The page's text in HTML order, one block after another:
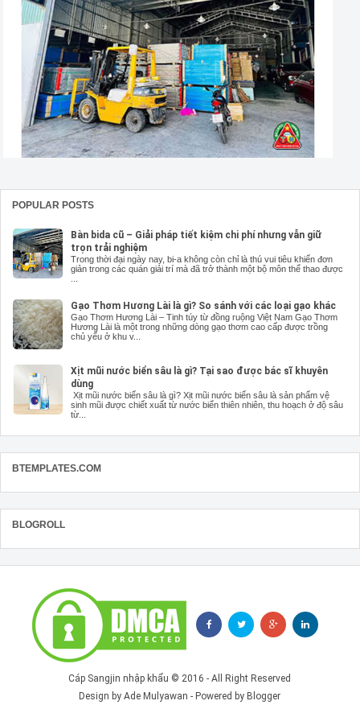
POPULAR POSTS
Bàn bida cũ – Giải pháp tiết kiệm chi phí nhưng vẫn giữ
trọn trải nghiệm
Trong thời đại ngày nay, bi-a không còn chỉ là thú vui tiêu khiển đơn
giản trong các quán giải trí mà đã trở thành một bộ môn thể thao được
Gạo Thơm Hương Lài là gì? So sánh với các loại gạo khác
Gạo Thơm Hương Lài – Tinh túy từ đồng ruộng Việt Nam Gạo Thơm
Hương Lài là một trong những dòng gạo thơm cao cấp được trồng
chủ yếu ở khu v...
Xịt mũi nước biển sâu là gì? Tại sao được bác sĩ khuyên
dùng
Xịt mũi nước biển sâu là gì? Xịt mũi nước biển sâu là sản phẩm vệ
sinh mũi được chiết xuất từ nước biển thiên nhiên, thu hoạch ở độ sâu
từ...
BTEMPLATES.COM
BLOGROLL
Cáp Sangjin nhập khẩu © 2016 - All Right Reserved
Design byAde Mulyawan - Powered by Blogger